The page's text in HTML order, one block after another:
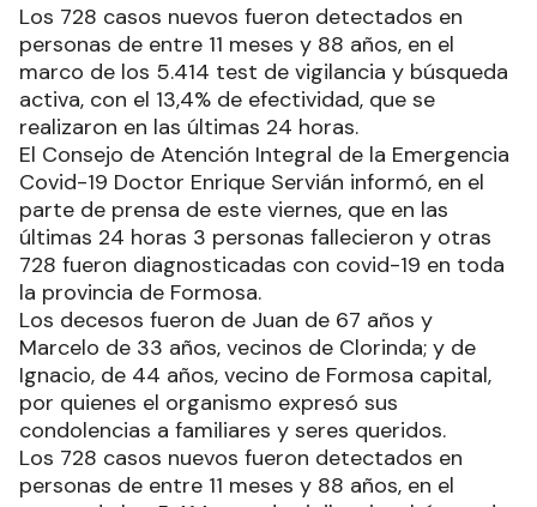
Los 728 casos nuevos fueron detectados en
personas de entre 11 meses y 88 años, en el
marco de los 5.414 test de vigilancia y búsqueda
activa, con el 13,4% de efectividad, que se
realizaron en las últimas 24 horas.
El Consejo de Atención Integral de la Emergencia
Covid-19 Doctor Enrique Servián informó, en el
parte de prensa de este viernes, que en las
últimas 24 horas 3 personas fallecieron y otras
728 fueron diagnosticadas con covid-19 en toda
la provincia de Formosa.
Los decesos fueron de Juan de 67 años y
Marcelo de 33 años, vecinos de Clorinda; y de
Ignacio, de 44 años, vecino de Formosa capital,
por quienes el organismo expresó sus
condolencias a familiares y seres queridos.
Los 728 casos nuevos fueron detectados en
personas de entre 11 meses y 88 años, en el